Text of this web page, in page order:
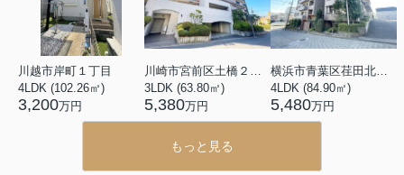
川越市岸町１丁目
4LDK (102.26㎡)
3,200万円
3LDK (63.80㎡)
5,380万円
4LDK (84.90㎡)
5,480万円
もっと見る